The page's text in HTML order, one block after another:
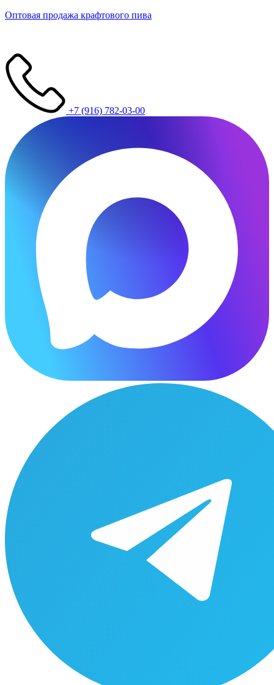
Оптовая продажа крафтового пива
+7 (916) 782-03-00